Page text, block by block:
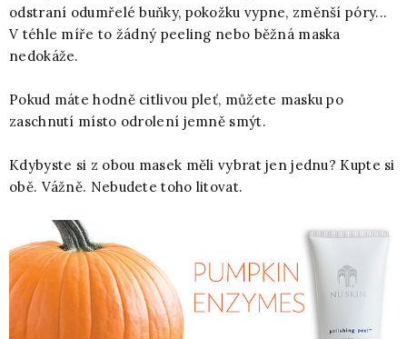
odstraní odumřelé buňky, pokožku vypne, změnší póry...
V téhle míře to žádný peeling nebo běžná maska
nedokáže.
Pokud máte hodně citlivou pleť, můžete masku po
zaschnutí místo odrolení jemně smýt.
Kdybyste si z obou masek měli vybrat jen jednu? Kupte si
obě. Vážně. Nebudete toho litovat.